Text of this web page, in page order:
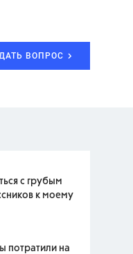
ВОПРОС
с грубым
к моему
потратили на